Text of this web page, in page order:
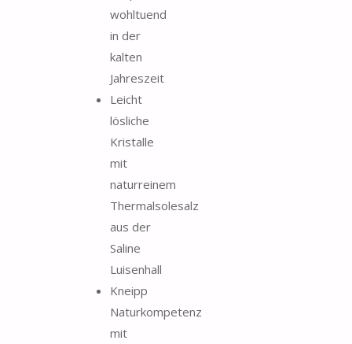
wohltuend
in der
kalten
Jahreszeit
Leicht
lösliche
Kristalle
mit
naturreinem
Thermalsolesalz
aus der
Saline
Luisenhall
Kneipp
Naturkompetenz
mit